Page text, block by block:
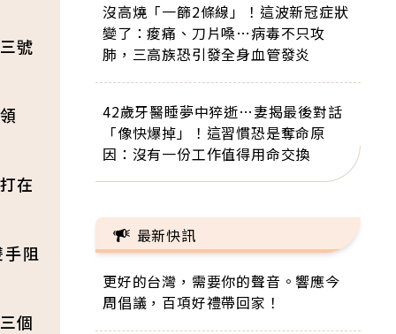
號
在
阻
個
沒高燒「一篩2條線」！這波新冠症狀
變了：痠痛、刀片嗓…病毒不只攻
肺，三高族恐引發全身血管發炎
42歲牙醫睡夢中猝逝…妻揭最後對話
「像快爆掉」！這習慣恐是奪命原
因：沒有一份工作值得用命交換
最新快訊
更好的台灣，需要你的聲音。響應今
周倡議，百項好禮帶回家！